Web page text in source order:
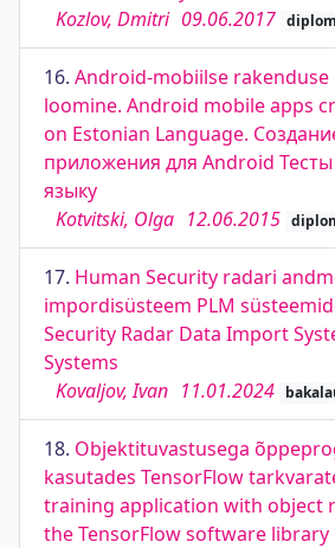
Kozlov, Dmitri 09.06.2017
16. Android-mobiilse rakenduse
loomine. Android mobile apps
on Estonian Language.
приложения для Android
языку
Kotvitski, Olga 12.06.2015
17. Human Security radari
impordisüsteem PLM
Security Radar Data Import
Systems
Kovaljov, Ivan 11.01.2024
18. Objektituvastusega
kasutades TensorFlow
training application with object
the TensorFlow software library